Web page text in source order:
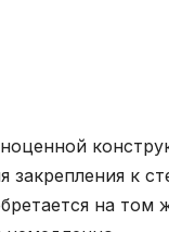
к
на том